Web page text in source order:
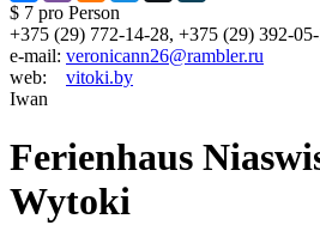
$ 7 pro Person
+375 (29) 772-14-28, +375 (29) 392-
e-mail: veronicann26@rambler.ru
web: vitoki.by
Iwan
Ferienhaus
Wytoki